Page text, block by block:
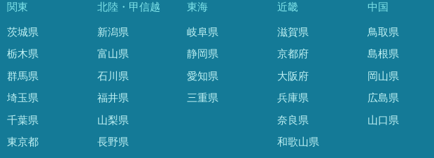
関東
茨城県
栃木県
群馬県
埼玉県
千葉県
東京都
北陸・甲信越
新潟県
富山県
石川県
福井県
山梨県
長野県
東海
岐阜県
静岡県
愛知県
三重県
近畿
滋賀県
京都府
大阪府
兵庫県
奈良県
和歌山県
中国
鳥取県
島根県
岡山県
広島県
山口県